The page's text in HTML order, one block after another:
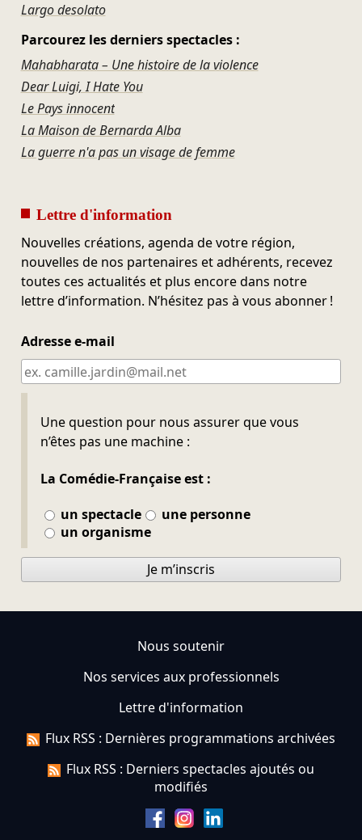
Largo desolato
Parcourez les derniers spectacles :
Mahabharata – Une histoire de la violence
Dear Luigi, I Hate You
Le Pays innocent
La Maison de Bernarda Alba
La guerre n'a pas un visage de femme
Lettre d'information
Nouvelles créations, agenda de votre région,
nouvelles de nos partenaires et adhérents, recevez
toutes ces actualités et plus encore dans notre
lettre d’information. N’hésitez pas à vous abonner !
Adresse e-mail
Une question pour nous assurer que vous
n’êtes pas une machine :
La Comédie-Française est :
un spectacle
une personne
un organisme
Ne pas remplir
Je m’inscris
Nous soutenir
Nos services aux professionnels
Lettre d'information
Flux RSS : Dernières programmations archivées
Flux RSS : Derniers spectacles ajoutés ou
modifiés